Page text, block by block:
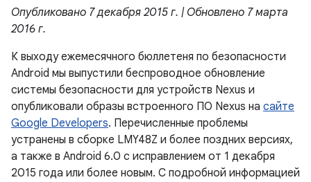
Опубликовано 7 декабря 2015 г. | Обновлено 7 марта
2016 г.
К выходу ежемесячного бюллетеня по безопасности
Android мы выпустили беспроводное обновление
системы безопасности для устройств Nexus и
опубликовали образы встроенного ПО Nexus на сайте
Google Developers. Перечисленные проблемы
устранены в сборке LMY48Z и более поздних версиях,
а также в Android 6.0 с исправлением от 1 декабря
2015 года или более новым. С подробной информацией